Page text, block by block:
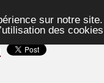
sur notre
des